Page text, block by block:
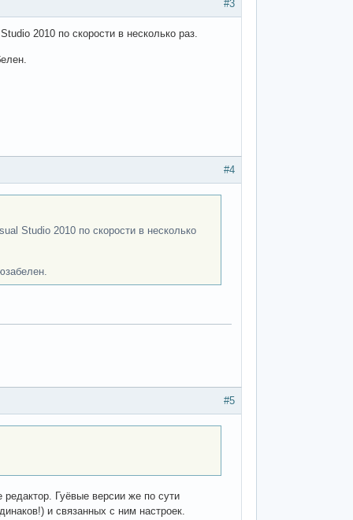
#3
2010 по скорости в несколько раз.
#4
Studio 2010 по скорости в несколько
#5
Гуёвые версии же по сути
и связанных с ним настроек.